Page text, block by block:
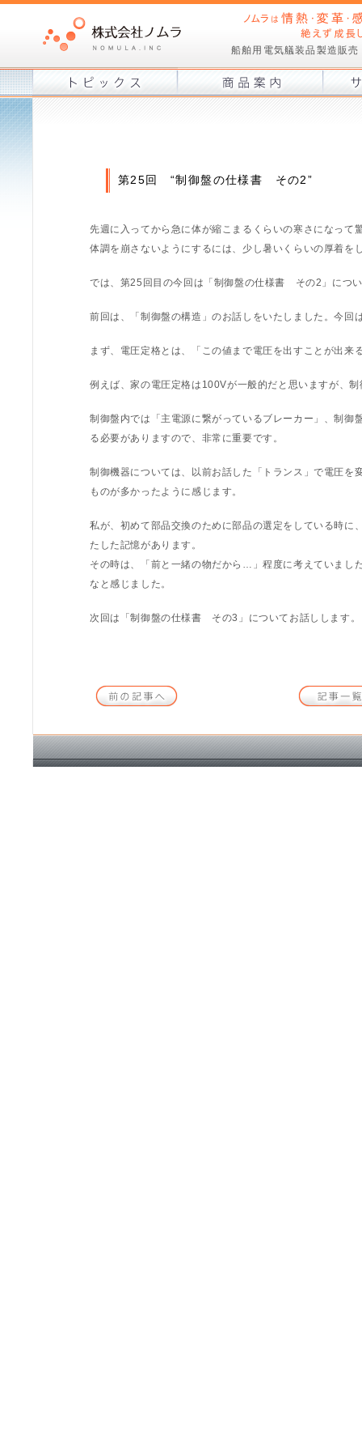
船舶用電気艤装品製造販
第25回 “制御盤の仕様書 その2”
先週に入ってから急に体が縮こまるくらいの寒さになって
体調を崩さないようにするには、少し暑いくらいの厚着を
では、第25回目の今回は「制御盤の仕様書 その2」につ
前回は、「制御盤の構造」のお話しをいたしました。今回
まず、電圧定格とは、「この値まで電圧を出すことが出来
例えば、家の電圧定格は100Vが一般的だと思いますが、
制御盤内では「主電源に繋がっているブレーカー」、制
る必要がありますので、非常に重要です。
制御機器については、以前お話した「トランス」で電圧
ものが多かったように感じます。
私が、初めて部品交換のために部品の選定をしている時
たした記憶があります。
その時は、「前と一緒の物だから…」程度に考えていまし
なと感じました。
次回は「制御盤の仕様書 その3」についてお話しします。